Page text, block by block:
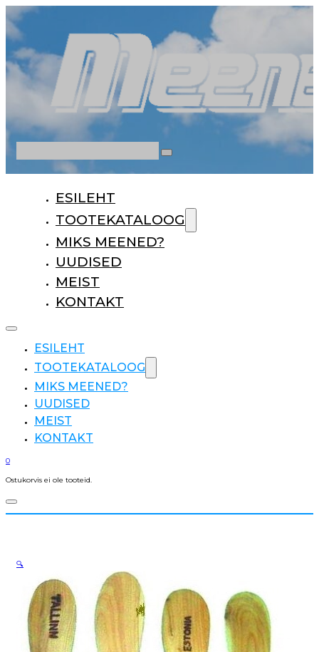
ESILEHT
TOOTEKATALOOG
MIKS MEENED?
UUDISED
MEIST
KONTAKT
ESILEHT
TOOTEKATALOOG
MIKS MEENED?
UUDISED
MEIST
KONTAKT
0
Ostukorvis ei ole tooteid.
🔍